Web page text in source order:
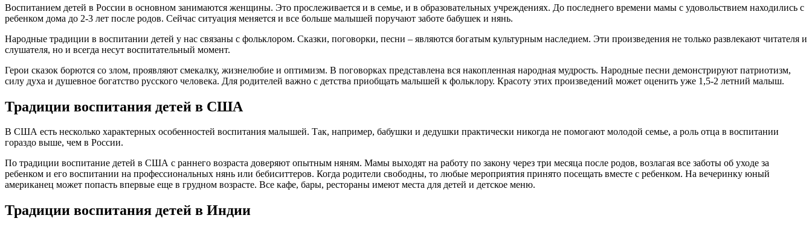
Воспитанием детей в России в основном занимаются женщины. Это прослеживается и в семье, и в образовательных учреждениях. До последнего времени мамы с удовольствием находились с
ребенком дома до 2-3 лет после родов. Сейчас ситуация меняется и все больше малышей поручают заботе бабушек и нянь.
Народные традиции в воспитании детей у нас связаны с фольклором. Сказки, поговорки, песни – являются богатым культурным наследием. Эти произведения не только развлекают читателя и
слушателя, но и всегда несут воспитательный момент.
Герои сказок борются со злом, проявляют смекалку, жизнелюбие и оптимизм. В поговорках представлена вся накопленная народная мудрость. Народные песни демонстрируют патриотизм,
силу духа и душевное богатство русского человека. Для родителей важно с детства приобщать малышей к фольклору. Красоту этих произведений может оценить уже 1,5-2 летний малыш.
Традиции воспитания детей в США
В США есть несколько характерных особенностей воспитания малышей. Так, например, бабушки и дедушки практически никогда не помогают молодой семье, а роль отца в воспитании
гораздо выше, чем в России.
По традиции воспитание детей в США с раннего возраста доверяют опытным няням. Мамы выходят на работу по закону через три месяца после родов, возлагая все заботы об уходе за
ребенком и его воспитании на профессиональных нянь или бебиситтеров. Когда родители свободны, то любые мероприятия принято посещать вместе с ребенком. На вечеринку юный
американец может попасть впервые еще в грудном возрасте. Все кафе, бары, рестораны имеют места для детей и детское меню.
Традиции воспитания детей в Индии